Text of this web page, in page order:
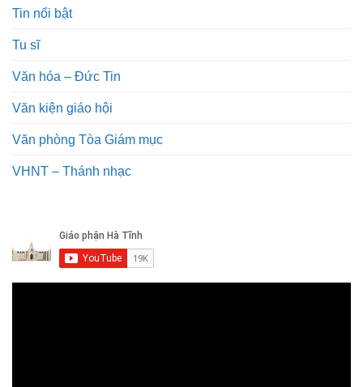
Tin nổi bật
Tu sĩ
Văn hóa – Đức Tin
Văn kiện giáo hội
Văn phòng Tòa Giám mục
VHNT – Thánh nhạc